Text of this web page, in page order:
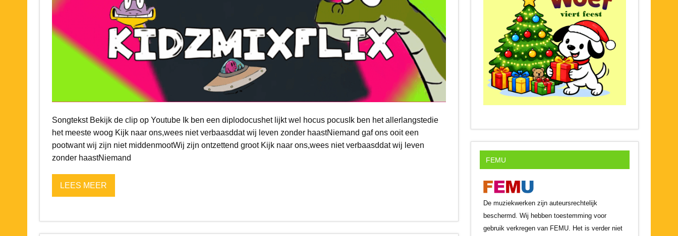
Songtekst Bekijk de clip op Youtube Ik ben een diplodocushet lijkt wel hocus pocusIk ben het allerlangstedie
het meeste woog Kijk naar ons,wees niet verbaasddat wij leven zonder haastNiemand gaf ons ooit een
pootwant wij zijn niet middenmootWij zijn ontzettend groot Kijk naar ons,wees niet verbaasddat wij leven
zonder haastNiemand
LEES MEER
FEMU
De muziekwerken zijn auteursrechtelijk
beschermd. Wij hebben toestemming voor
gebruik verkregen van FEMU. Het is verder niet